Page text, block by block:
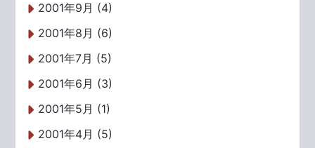
2001年9月 (4)
2001年8月 (6)
2001年7月 (5)
2001年6月 (3)
2001年5月 (1)
2001年4月 (5)